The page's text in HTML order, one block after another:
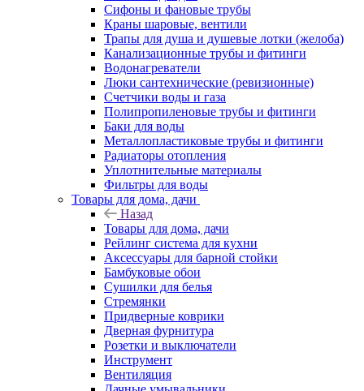
Сифоны и фановые трубы
Краны шаровые, вентили
Трапы для душа и душевые лотки (желоба)
Канализационные трубы и фитинги
Водонагреватели
Люки сантехнические (ревизионные)
Счетчики воды и газа
Полипропиленовые трубы и фитинги
Баки для воды
Металлопластиковые трубы и фитинги
Радиаторы отопления
Уплотнительные материалы
Фильтры для воды
Товары для дома, дачи
Назад
Товары для дома, дачи
Рейлинг система для кухни
Аксессуары для барной стойки
Бамбуковые обои
Сушилки для белья
Стремянки
Придверные коврики
Дверная фурнитура
Розетки и выключатели
Инструмент
Вентиляция